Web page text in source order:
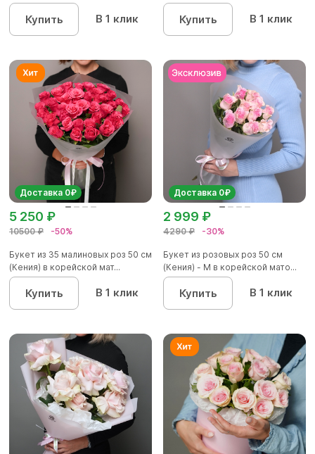
Купить В 1 клик Купить В 1 клик
Доставка 0₽
10500 ₽ -50%
5 250 ₽
Букет из 35 малиновых роз 50 см
(Кения) в корейской мат...
Купить В 1 клик
Доставка 0₽
4290 ₽ -30%
2 999 ₽
Букет из розовых роз 50 см
(Кения) - M в корейской мато...
Купить В 1 клик